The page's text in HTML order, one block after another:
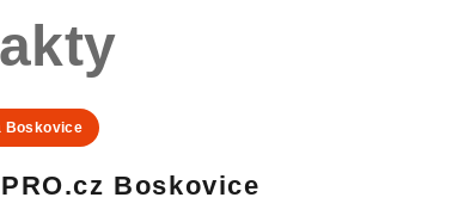
Boskovice
Boskovice